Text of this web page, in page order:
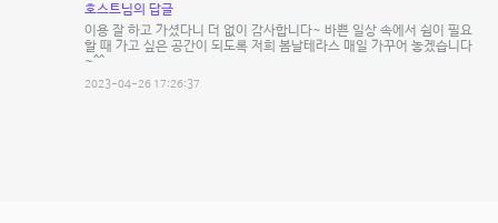
호스트님의 답글
이용 잘 하고 가셨다니 더 없이 감사합니다~ 바쁜 일상 속에서 쉼이 필요
할 때 가고 싶은 공간이 되도록 저희 봄날테라스 매일 가꾸어 놓겠습니다
~^^
2023-04-26 17:26:37